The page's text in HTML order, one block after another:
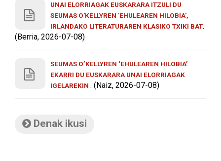
UNAI ELORRIAGAK EUSKARARA ITZULI DU
SEUMAS O'KELLYREN 'EHULEAREN HILOBIA',
IRLANDAKO LITERATURAREN KLASIKO TXIKI BAT.
(Berria, 2026-07-08)
SEUMAS O’KELLYREN ‘EHULEAREN HILOBIA’
EKARRI DU EUSKARARA UNAI ELORRIAGAK
IGELAREKIN . (Naiz, 2026-07-08)
Denak ikusi